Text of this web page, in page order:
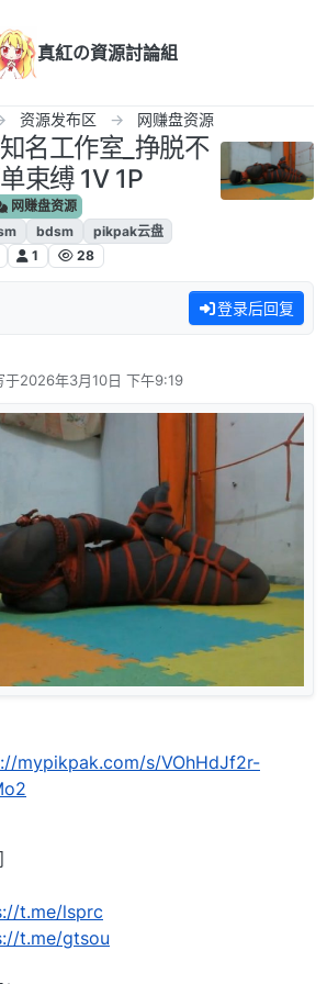
真紅の資源討論組
资源发布区 网赚盘资源
名工作室_挣脱不
束缚 1V 1P
网赚盘资源
bdsm
pikpak云盘
1 28
登录后回复
于2026年3月10日 下午9:19
后由 编辑
mypikpak.com/s/VOhHdJf2r-
t.me/lsprc
t.me/gtsou